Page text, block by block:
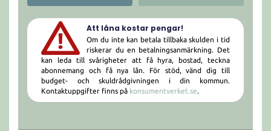
Att låna kostar pengar!
Om du inte kan betala tillbaka skulden i tid
riskerar du en betalningsanmärkning. Det
kan leda till svårigheter att få hyra, bostad, teckna
abonnemang och få nya lån. För stöd, vänd dig till
budget- och skuldrådgivningen i din kommun.
Kontaktuppgifter finns på konsumentverket.se.